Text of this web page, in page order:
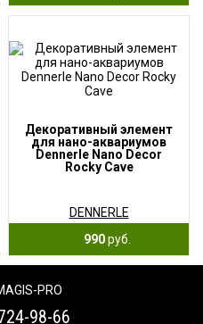
Декоративный элемент
для нано-аквариумов
Dennerle Nano Decor
Rocky Cave
DENNERLE
990руб.
98-66